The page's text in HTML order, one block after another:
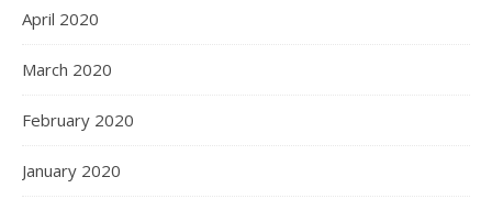
April 2020
March 2020
February 2020
January 2020